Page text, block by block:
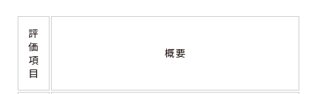
評
価
項
目
概要